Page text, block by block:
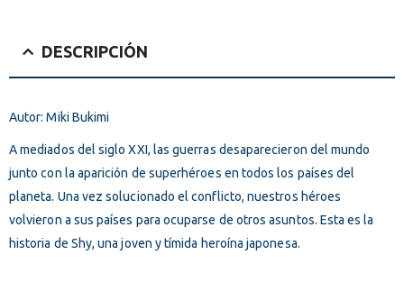
DESCRIPCIÓN
Autor: Miki Bukimi
A mediados del siglo XXI, las guerras desaparecieron del mundo
junto con la aparición de superhéroes en todos los países del
planeta. Una vez solucionado el conflicto, nuestros héroes
volvieron a sus países para ocuparse de otros asuntos. Esta es la
historia de Shy, una joven y tímida heroína japonesa.